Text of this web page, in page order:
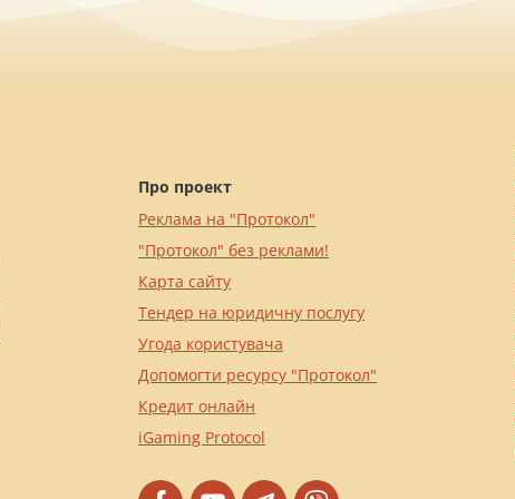
Про проект
Реклама на "Протокол"
"Протокол" без реклами!
Карта сайту
Тендер на юридичну послугу
Угода користувача
Допомогти ресурсу "Протокол"
Кредит онлайн
iGaming Protocol